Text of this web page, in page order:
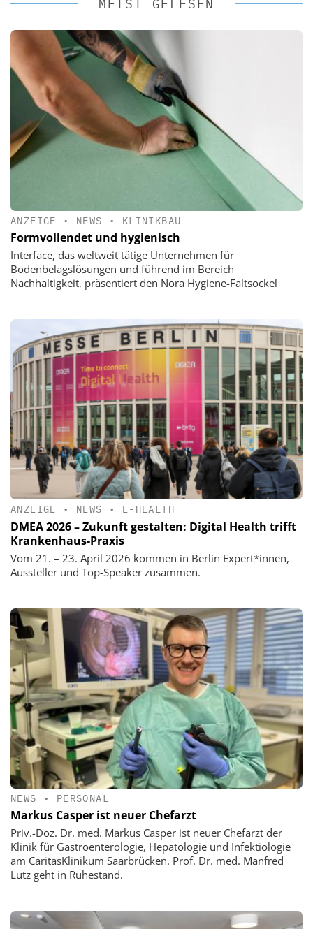
MEIST GELESEN
ANZEIGE • NEWS • KLINIKBAU
Formvollendet und hygienisch
Interface, das weltweit tätige Unternehmen für
Bodenbelagslösungen und führend im Bereich
Nachhaltigkeit, präsentiert den Nora Hygiene-Faltsockel
ANZEIGE • NEWS • E-HEALTH
DMEA 2026 – Zukunft gestalten: Digital Health trifft
Krankenhaus-Praxis
Vom 21. – 23. April 2026 kommen in Berlin Expert*innen,
Aussteller und Top-Speaker zusammen.
NEWS • PERSONAL
Markus Casper ist neuer Chefarzt
Priv.-Doz. Dr. med. Markus Casper ist neuer Chefarzt der
Klinik für Gastroenterologie, Hepatologie und Infektiologie
am CaritasKlinikum Saarbrücken. Prof. Dr. med. Manfred
Lutz geht in Ruhestand.